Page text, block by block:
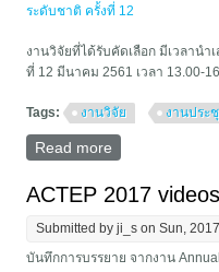
ระดับชาติ ครั้งที่ 12
งานวิจัยที่ได้รับคัดเลือก มีเวลาน
ที่ 12 มีนาคม 2561 เวลา 13.00-
Tags: งานวิจัย งานประ
Read more
ACTEP 2017 videos
Submitted byji_s on Sun,
บันทึกการบรรยาย จากงาน